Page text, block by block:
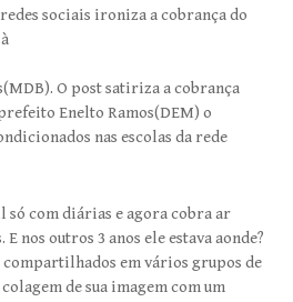
sociais ironiza a cobrança do
O post satiriza a cobrança
Enelto Ramos(DEM) o
nas escolas da rede
só com diárias e agora cobra ar
nos outros 3 anos ele estava aonde?
em vários grupos de
de sua imagem com um